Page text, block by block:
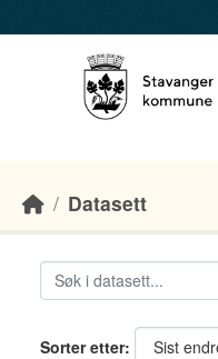
Datasett
Sorter etter